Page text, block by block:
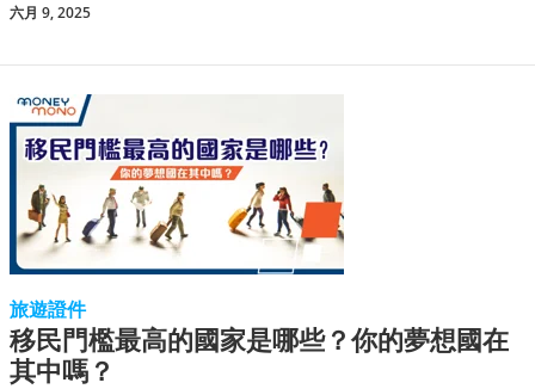
六月 9, 2025
旅遊證件
移民門檻最高的國家是哪些？你的夢想國在
其中嗎？